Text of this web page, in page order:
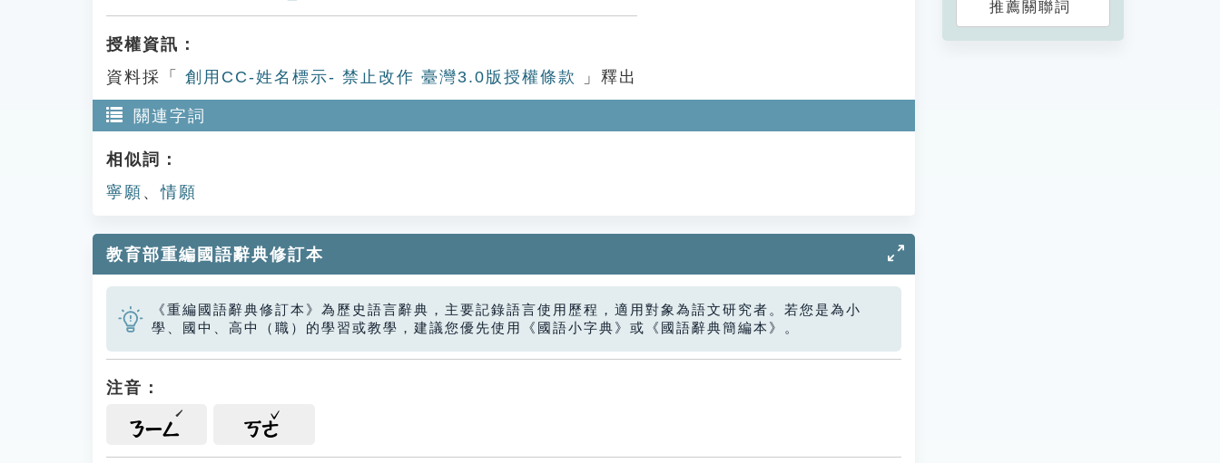
授權資訊：
資料採「
創用CC-姓名標示- 禁止改作 臺灣3.0版授權條款 」釋出
關連字詞
相似詞：
寧願 、情願
教育部重編國語辭典修訂本
《重編國語辭典修訂本》為歷史語言辭典，主要記錄語言使用歷程，適用對象為語文研究者。若您是為小
學、國中、高中（職）的學習或教學，建議您優先使用《國語小字典》或《國語辭典簡編本》。
注音：
ㄋㄧㄥ ㄎㄜ
推薦關聯詞